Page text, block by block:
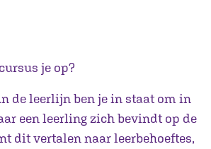
je op?
de leerlijn ben je in staat om in
een leerling zich bevindt op de
dit vertalen naar leerbehoeftes,